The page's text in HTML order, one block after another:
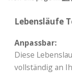
Lebensläufe
Anpassbar:
Diese
vollständig an